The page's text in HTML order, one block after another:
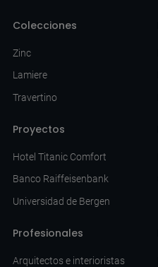
Colecciones
Zinc
Lamiere
Travertino
Proyectos
Hotel Titanic Comfort
Banco Raiffeisenbank
Universidad de Bergen
Profesionales
Arquitectos e interioristas